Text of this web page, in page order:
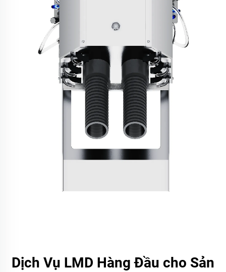
Dịch Vụ LMD Hàng Đầu cho Sản